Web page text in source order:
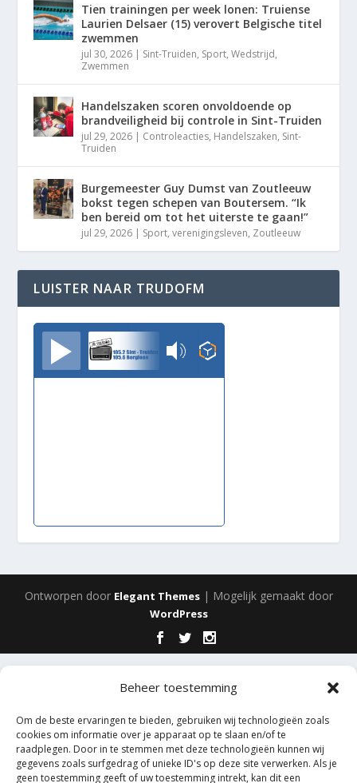
Beheer toestemming
Om de beste ervaringen te bieden, gebruiken wij technologieën zoals
cookies om informatie over je apparaat op te slaan en/of te
raadplegen. Door in te stemmen met deze technologieën kunnen wij
gegevens zoals surfgedrag of unieke ID's op deze site verwerken. Als je
geen toestemming geeft of uw toestemming intrekt, kan dit een
Tien trainingen per week lonen: Truiense
Laurien Delsaer (15) verovert Belgische titel
zwemmen
jul 30, 2026 | Sint-Truiden, Sport,Wedstrijd,
Zwemmen
Handelszaken scoren onvoldoende op
brandveiligheid bij controle in Sint-Truiden
jul 29, 2026 | Controleacties, Handelszaken, Sint-
Truiden
Burgemeester Guy Dumst van Zoutleeuw
bokst tegen schepen van Boutersem. “Ik
ben bereid om tot het uiterste te gaan!”
jul 29, 2026 | Sport,verenigingsleven, Zoutleeuw
LUISTER NAAR TRUDOFM
TrudoFM
Ontworpen door Elegant Themes| Mogelijk gemaakt door
WordPress